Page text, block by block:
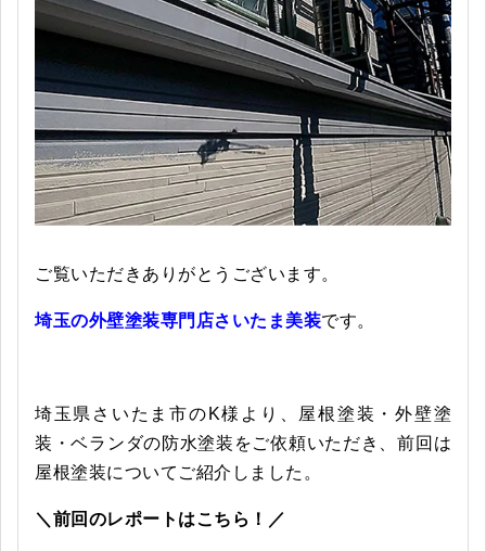
ご覧いただきありがとうございます。
埼玉の外壁塗装専門店さいたま美装です。
埼玉県さいたま市のK様より、屋根塗装・外壁塗
装・ベランダの防水塗装をご依頼いただき、前回は
屋根塗装についてご紹介しました。
＼前回のレポートはこちら！／